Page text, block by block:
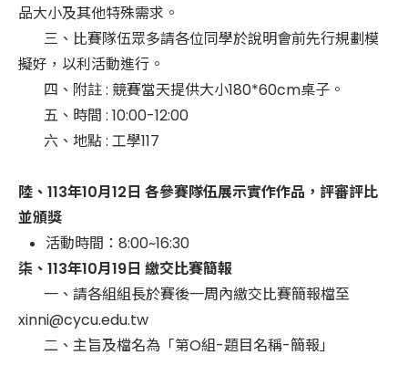
品大小及其他特殊需求。
三、比賽隊伍眾多請各位同學於說明會前先行規劃模
擬好，以利活動進行。
四、附註 : 競賽當天提供大小180*60cm桌子。
五、時間 : 10:00-12:00
六、地點 : 工學117
陸、113年10月12日 各參賽隊伍展示實作作品，評審評比
並頒獎
活動時間：8:00~16:30
柒、113年10月19日 繳交比賽簡報
一、請各組組長於賽後一周內繳交比賽簡報檔至
xinni@cycu.edu.tw
二、主旨及檔名為「第O組-題目名稱-簡報」